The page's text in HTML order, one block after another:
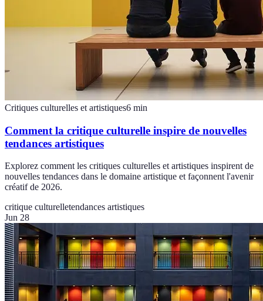
Critiques culturelles et artistiques6 min
Comment la critique culturelle inspire de nouvelles
tendances artistiques
Explorez comment les critiques culturelles et artistiques inspirent de
nouvelles tendances dans le domaine artistique et façonnent l'avenir
créatif de 2026.
critique culturelletendances artistiques
Jun 28